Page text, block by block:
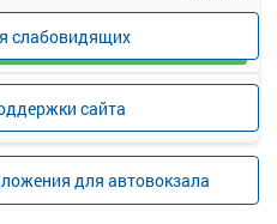
Загрузить цену
слабовидящих
сайта
для автовокзала